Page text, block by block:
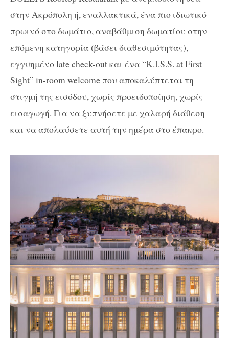
στην Ακρόπολη ή, εναλλακτικά, ένα πιο ιδιωτικό
πρωινό στο δωμάτιο, αναβάθμιση δωματίου στην
επόμενη κατηγορία (βάσει διαθεσιμότητας),
εγγυημένο late check-out και ένα “K.I.S.S. at First
Sight” in-room welcome που αποκαλύπτεται τη
στιγμή της εισόδου, χωρίς προειδοποίηση, χωρίς
εισαγωγή. Για να ξυπνήσετε με χαλαρή διάθεση
και να απολαύσετε αυτή την ημέρα στο έπακρο.